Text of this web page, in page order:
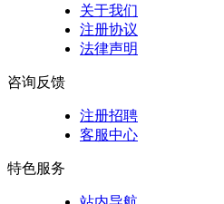
关于我们
注册协议
法律声明
咨询反馈
注册招聘
客服中心
特色服务